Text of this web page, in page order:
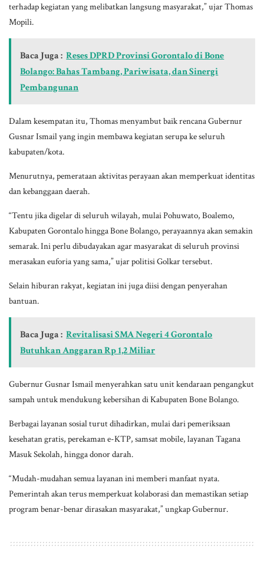
terhadap kegiatan yang melibatkan langsung masyarakat,” ujar Thomas
Mopili.
Baca Juga : Reses DPRD Provinsi Gorontalo di Bone
Bolango: Bahas Tambang, Pariwisata, dan Sinergi
Pembangunan
Dalam kesempatan itu, Thomas menyambut baik rencana Gubernur
Gusnar Ismail yang ingin membawa kegiatan serupa ke seluruh
kabupaten/kota.
Menurutnya, pemerataan aktivitas perayaan akan memperkuat identitas
dan kebanggaan daerah.
“Tentu jika digelar di seluruh wilayah, mulai Pohuwato, Boalemo,
Kabupaten Gorontalo hingga Bone Bolango, perayaannya akan semakin
semarak. Ini perlu dibudayakan agar masyarakat di seluruh provinsi
merasakan euforia yang sama,” ujar politisi Golkar tersebut.
Selain hiburan rakyat, kegiatan ini juga diisi dengan penyerahan
bantuan.
Baca Juga : Revitalisasi SMA Negeri 4 Gorontalo
Butuhkan Anggaran Rp 1,2 Miliar
Gubernur Gusnar Ismail menyerahkan satu unit kendaraan pengangkut
sampah untuk mendukung kebersihan di Kabupaten Bone Bolango.
Berbagai layanan sosial turut dihadirkan, mulai dari pemeriksaan
kesehatan gratis, perekaman e-KTP, samsat mobile, layanan Tagana
Masuk Sekolah, hingga donor darah.
“Mudah-mudahan semua layanan ini memberi manfaat nyata.
Pemerintah akan terus memperkuat kolaborasi dan memastikan setiap
program benar-benar dirasakan masyarakat,” ungkap Gubernur.